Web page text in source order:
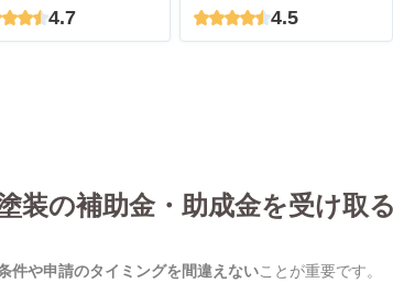
4.7 4.5
装の補助金・助成金を受け取
件や申請のタイミングを間違えないことが重要です。